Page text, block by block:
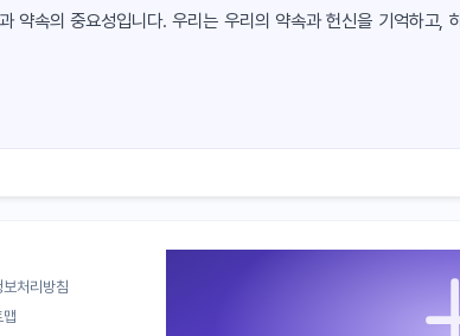
약속의 중요성입니다. 우리는 우리의 약속과 헌신을 기억하고,
보처리방침
맵